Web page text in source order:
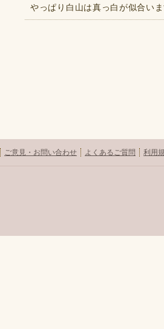
やっぱり白山は真っ白が似合いま
ご意見・お問い合わせ よくあるご質問 利用